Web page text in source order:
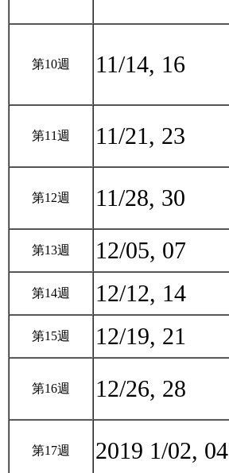
第10週 11/14, 16
第11週 11/21, 23
第12週 11/28, 30
第13週 12/05, 07
第14週 12/12, 14
第15週 12/19, 21
第16週 12/26, 28
第17週 2019 1/02, 04